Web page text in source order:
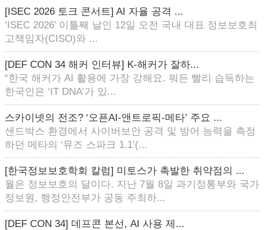
[ISEC 2026 토크 콘서트] AI 자율 공격 ...
‘ISEC 2026’ 이틀째 날인 12일 오전 국내 대표 정보보호최
고책임자(CISO)와 ...
[DEF CON 34 해커 인터뷰] K-해커가 잘하...
“한국 해커가 AI 활용에 가장 강해요. 뭐든 빨리 습득하는
한국인은 ‘IT DNA’가 있...
스카이넷의 전조? ‘오픈AI-앤트로픽-메타’ 주요 ...
샌드박스 환경에서 사이버보안 공격 및 방어 능력을 측정
하던 메타의 ‘뮤즈 스파크 1.1’(...
[한국정보보호학회 칼럼] 미토스가 촉발한 취약점의 ...
월은 정보보호의 달이다. 지난 7월 8일 과기정통부와 국가
정보원, 행정안전부가 공동 주최하...
[DEF CON 34] 데프콘 본선, AI 사용 제...